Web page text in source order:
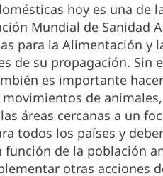
hoy es una de
Mundial de Sanidad
para la Alimentación y
de su propagación. Sin
es importante
de
áreas cercanas a un
todos los países y
función de la población
otras acciones